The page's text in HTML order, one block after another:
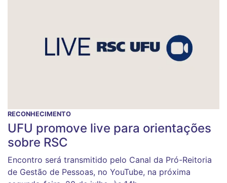
RECONHECIMENTO
UFU promove live para orientações
sobre RSC
Encontro será transmitido pelo Canal da Pró-Reitoria
de Gestão de Pessoas, no YouTube, na próxima